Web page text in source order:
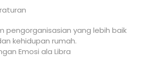
pengorganisasian yang lebih baik
kehidupan rumah.
Emosi ala Libra